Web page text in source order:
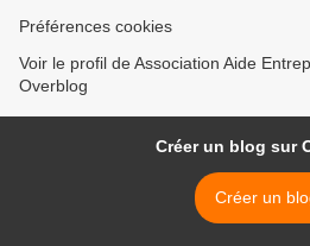
Préférences cookies
Voir le profil de Association Aide
Overblog
Créer un blog sur
Créer un